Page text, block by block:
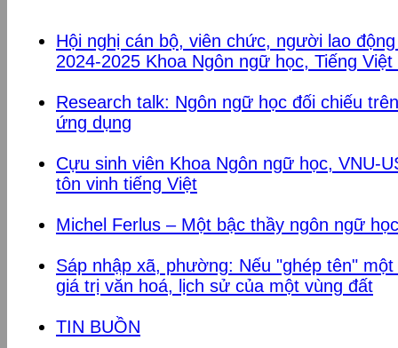
Hội nghị cán bộ, viên chức, người lao
2024-2025 Khoa Ngôn ngữ học, Tiếng
Research talk: Ngôn ngữ học đối chiếu
ứng dụng
Cựu sinh viên Khoa Ngôn ngữ học, VNU-
tôn vinh tiếng Việt
Michel Ferlus – Một bậc thầy ngôn ngữ học
Sáp nhập xã, phường: Nếu "ghép tên"
giá trị văn hoá, lịch sử của một vùng đất
TIN BUỒN